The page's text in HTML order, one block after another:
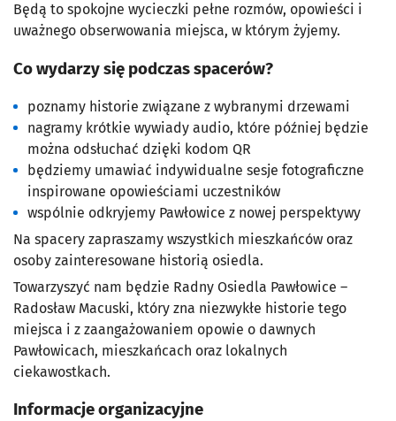
Będą to spokojne wycieczki pełne rozmów, opowieści i
uważnego obserwowania miejsca, w którym żyjemy.
Co wydarzy się podczas spacerów?
poznamy historie związane z wybranymi drzewami
nagramy krótkie wywiady audio, które później będzie
można odsłuchać dzięki kodom QR
będziemy umawiać indywidualne sesje fotograficzne
inspirowane opowieściami uczestników
wspólnie odkryjemy Pawłowice z nowej perspektywy
Na spacery zapraszamy wszystkich mieszkańców oraz
osoby zainteresowane historią osiedla.
Towarzyszyć nam będzie Radny Osiedla Pawłowice –
Radosław Macuski, który zna niezwykłe historie tego
miejsca i z zaangażowaniem opowie o dawnych
Pawłowicach, mieszkańcach oraz lokalnych
ciekawostkach.
Informacje organizacyjne